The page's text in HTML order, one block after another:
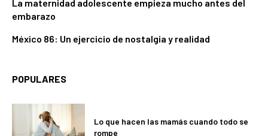
La maternidad adolescente empieza mucho antes del
embarazo
México 86: Un ejercicio de nostalgia y realidad
POPULARES
Lo que hacen las mamás cuando todo se
rompe